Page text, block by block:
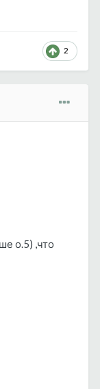
2
о.5) ,что